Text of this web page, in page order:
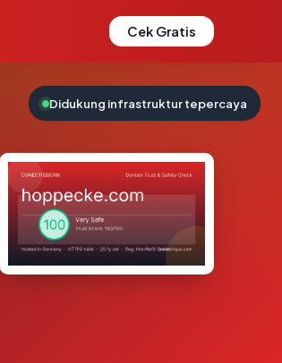
Cek Gratis
Didukung infrastruktur tepercaya